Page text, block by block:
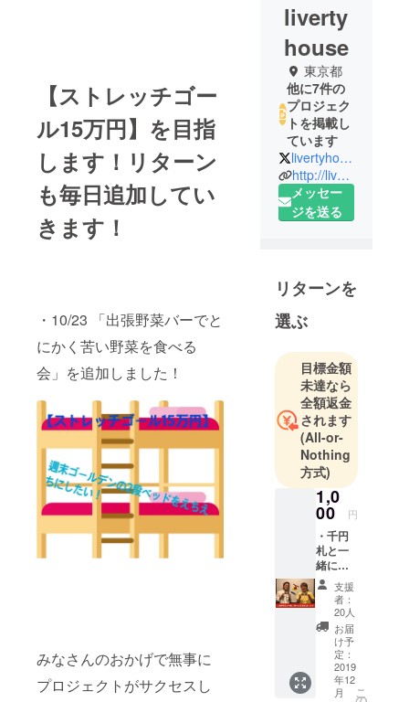
【ストレッチゴー
ル15万円】を目指
します！ リターン
も毎日追加してい
きます！
・10/23 「出張野菜バーでと
にかく苦い野菜を食べる
会」を追加しました！
みなさんのおかげで無事に
プロジェクトがサクセスし
liverty
house
東京都
他に7件の
プロジェク
トを掲載し
ています
livertyhouse
http://liverty-house.com/
メッセー
ジを送る
リターンを
選ぶ
目標金額
未達なら
全額返金
されます
(All-or-
Nothing
方式)
1,0
00 円
・千円
札と一
緒に
撮った
写真を
メール
に送り
ます。
【千円
札と一
緒に
撮った
支援
者：
20人
お届
け予
定：
2019
年12
月
こ